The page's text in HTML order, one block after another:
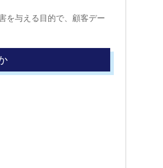
を与える目的で、顧客デー